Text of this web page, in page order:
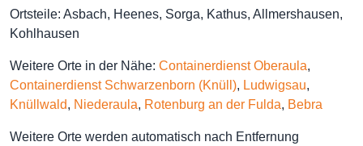
Ortsteile: Asbach, Heenes, Sorga, Kathus, Allmershausen,
Kohlhausen
Weitere Orte in der Nähe: Containerdienst Oberaula,
Containerdienst Schwarzenborn (Knüll), Ludwigsau,
Knüllwald, Niederaula, Rotenburg an der Fulda, Bebra
Weitere Orte werden automatisch nach Entfernung